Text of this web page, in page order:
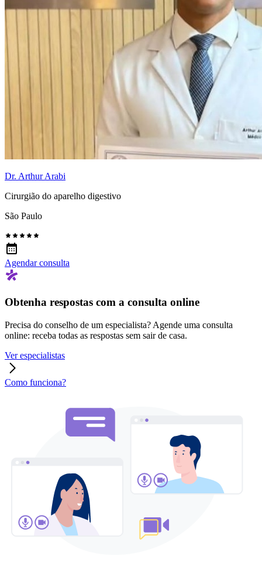
Dr. Arthur Arabi
Cirurgião do aparelho digestivo
São Paulo
Agendar consulta
Obtenha respostas com a consulta online
Precisa do conselho de um especialista? Agende uma consulta
online: receba todas as respostas sem sair de casa.
Ver especialistas
Como funciona?